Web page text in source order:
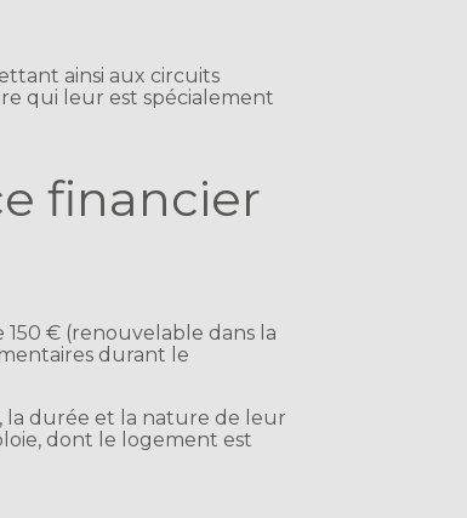
ainsi aux circuits
qui leur est spécialement
financier
€ (renouvelable dans la
durant le
la durée et la nature de leur
dont le logement est